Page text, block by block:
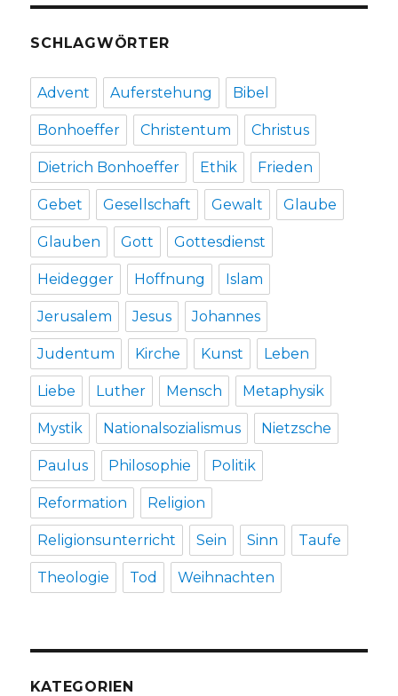
SCHLAGWÖRTER
Advent Auferstehung Bibel
Bonhoeffer Christentum Christus
Dietrich Bonhoeffer Ethik Frieden
Gebet Gesellschaft Gewalt Glaube
Glauben Gott Gottesdienst
Heidegger Hoffnung Islam
Jerusalem Jesus Johannes
Judentum Kirche Kunst Leben
Liebe Luther Mensch Metaphysik
Mystik Nationalsozialismus Nietzsche
Paulus Philosophie Politik
Reformation Religion
Religionsunterricht Sein Sinn Taufe
Theologie Tod Weihnachten
KATEGORIEN